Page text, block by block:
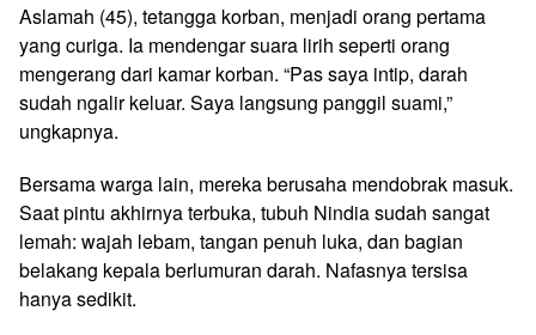
Aslamah (45), tetangga korban, menjadi orang pertama
yang curiga. Ia mendengar suara lirih seperti orang
mengerang dari kamar korban. “Pas saya intip, darah
sudah ngalir keluar. Saya langsung panggil suami,”
ungkapnya.
Bersama warga lain, mereka berusaha mendobrak masuk.
Saat pintu akhirnya terbuka, tubuh Nindia sudah sangat
lemah: wajah lebam, tangan penuh luka, dan bagian
belakang kepala berlumuran darah. Nafasnya tersisa
hanya sedikit.